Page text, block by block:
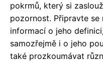
pokrmů, který si
pozornost. Připravte
informací o jeho
samozřejmě i o jeho
také prozkoumávat